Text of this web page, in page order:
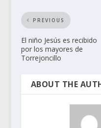
PREVIOUS
El niño Jesús es recibido
por los mayores de
Torrejoncillo
ABOUT THE